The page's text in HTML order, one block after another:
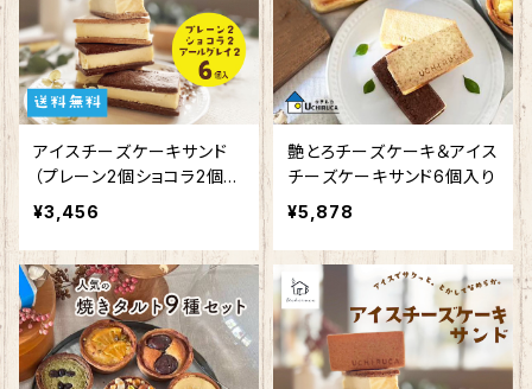
アイスチーズケーキサンド
（プレーン2個ショコラ2個ア
ールグレイ2個）
¥3,456
艶とろチーズケーキ＆アイス
チーズケーキサンド6個入り
¥5,878